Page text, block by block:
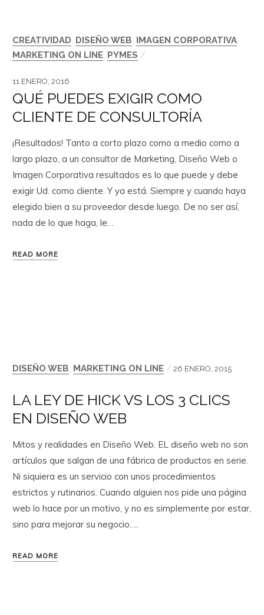
CREATIVIDAD, DISEÑO WEB, IMAGEN CORPORATIVA,
MARKETING ON LINE, PYMES /
11 ENERO, 2016
QUÉ PUEDES EXIGIR COMO
CLIENTE DE CONSULTORÍA
¡Resultados! Tanto a corto plazo como a medio como a
largo plazo, a un consultor de Marketing, Diseño Web o
Imagen Corporativa resultados es lo que puede y debe
exigir Ud. como cliente. Y ya está. Siempre y cuando haya
elegido bien a su proveedor desde luego. De no ser así,
nada de lo que haga, le…
READ MORE
DISEÑO WEB, MARKETING ON LINE/ 26 ENERO, 2015
LA LEY DE HICK VS LOS 3 CLICS
EN DISEÑO WEB
Mitos y realidades en Diseño Web. EL diseño web no son
artículos que salgan de una fábrica de productos en serie.
Ni siquiera es un servicio con unos procedimientos
estrictos y rutinarios. Cuando alguien nos pide una página
web lo hace por un motivo, y no es simplemente por estar,
sino para mejorar su negocio….
READ MORE